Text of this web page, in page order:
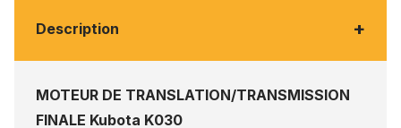
Description +
MOTEUR DE TRANSLATION/TRANSMISSION
FINALE Kubota K030